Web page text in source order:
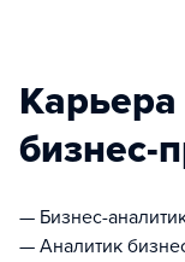
Карьера
бизнес-
— Бизнес-
— Аналитик